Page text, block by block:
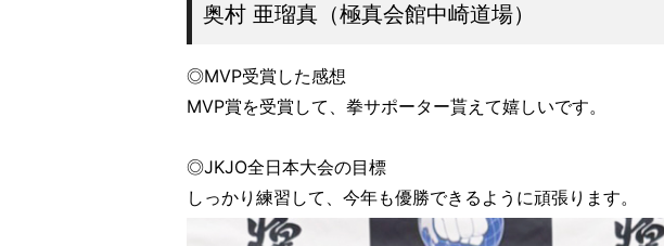
奥村 亜瑠真（極真会館中崎道場）
◎MVP受賞した感想
MVP賞を受賞して、拳サポーター貰えて嬉しいです。
◎JKJO全日本大会の目標
しっかり練習して、今年も優勝できるように頑張ります。